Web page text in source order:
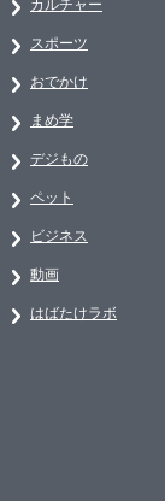
カルチャー
スポーツ
おでかけ
まめ学
デジもの
ペット
ビジネス
動画
はばたけラボ